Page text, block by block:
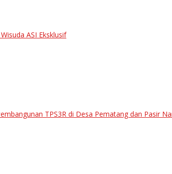
ASI Eksklusif
TPS3R di Desa Pematang dan Pasir